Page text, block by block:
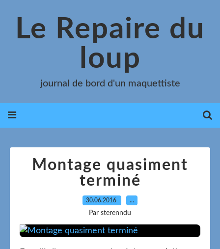
Le Repaire du
loup
journal de bord d'un maquettiste
Montage quasiment
terminé
30.06.2016 …
Par sterenndu